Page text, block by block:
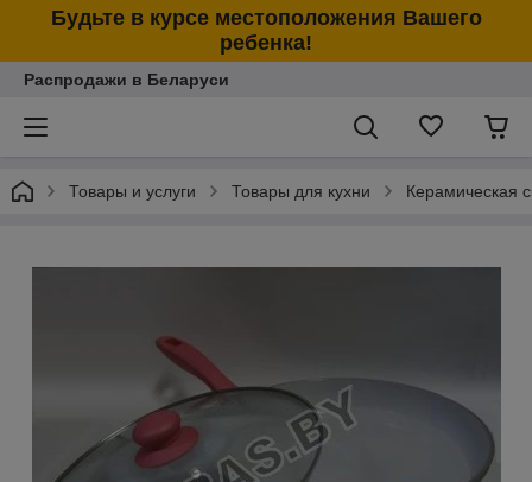
Будьте в курсе местоположения Вашего
ребенка!
Распродажи в Беларуси
Товары и услуги Товары для кухни Керамическая